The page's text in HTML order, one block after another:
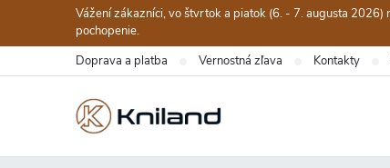
obsah
Vážení zákazníci, vo štvrtok a piatok (6. - 7. augusta
pochopenie.
Doprava a platba Vernostná zľava Kontakty